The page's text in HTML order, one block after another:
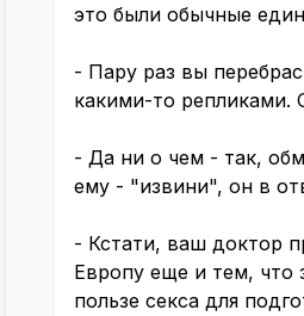
это были обычные
- Пару раз вы
какими-то репликами.
- Да ни о чем - так,
ему - "извини", он в
- Кстати, ваш доктор
Европу еще и тем, что
пользе секса для